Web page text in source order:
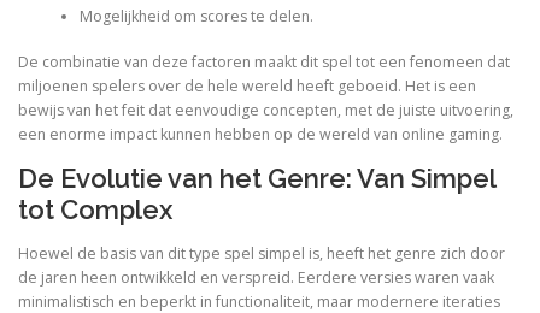
Mogelijkheid om scores te delen.
De combinatie van deze factoren maakt dit spel tot een fenomeen dat
miljoenen spelers over de hele wereld heeft geboeid. Het is een
bewijs van het feit dat eenvoudige concepten, met de juiste uitvoering,
een enorme impact kunnen hebben op de wereld van online gaming.
De Evolutie van het Genre: Van Simpel
tot Complex
Hoewel de basis van dit type spel simpel is, heeft het genre zich door
de jaren heen ontwikkeld en verspreid. Eerdere versies waren vaak
minimalistisch en beperkt in functionaliteit, maar modernere iteraties